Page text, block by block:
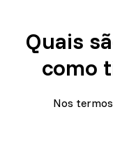
Quais
como
Nos